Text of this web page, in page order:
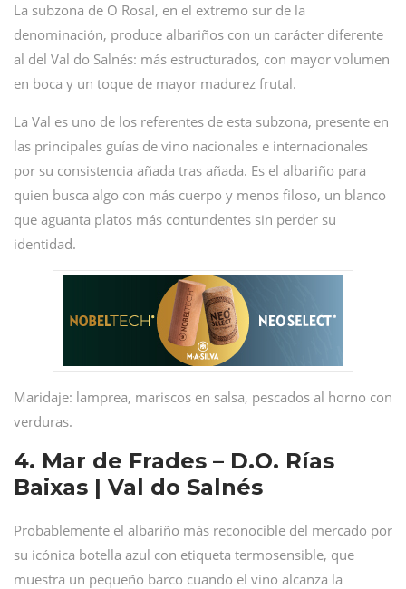
La subzona de O Rosal, en el extremo sur de la
denominación, produce albariños con un carácter diferente
al del Val do Salnés: más estructurados, con mayor volumen
en boca y un toque de mayor madurez frutal.
La Val es uno de los referentes de esta subzona, presente en
las principales guías de vino nacionales e internacionales
por su consistencia añada tras añada. Es el albariño para
quien busca algo con más cuerpo y menos filoso, un blanco
que aguanta platos más contundentes sin perder su
identidad.
Maridaje: lamprea, mariscos en salsa, pescados al horno con
verduras.
4. Mar de Frades – D.O. Rías
Baixas | Val do Salnés
Probablemente el albariño más reconocible del mercado por
su icónica botella azul con etiqueta termosensible, que
muestra un pequeño barco cuando el vino alcanza la